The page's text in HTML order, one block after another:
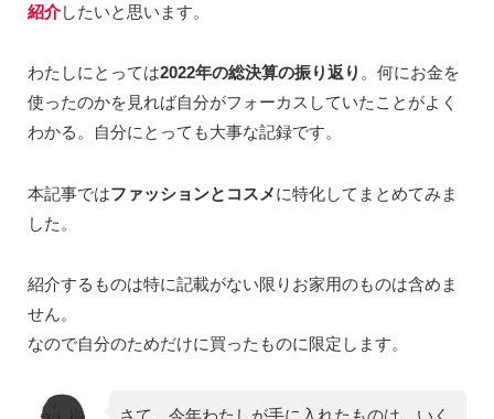
紹介したいと思います。
わたしにとっては2022年の総決算の振り返り 。何にお金を
使ったのかを見れば自分がフォーカスしていたことがよく
わかる。自分にとっても大事な記録です。
本記事ではファッションとコスメに特化してまとめてみま
した。
紹介するものは特に記載がない限りお家用のものは含めま
せん。
なので自分のためだけに買ったものに限定します。
さて、今年わたしが手に入れたものは…いく